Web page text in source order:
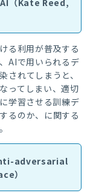
（Kate Reed,
る利用が普及する
AIで用いられるデ
されてしまうと、
ってしまい、適切
学習させる訓練デ
るのか、に関する
adversarial
）